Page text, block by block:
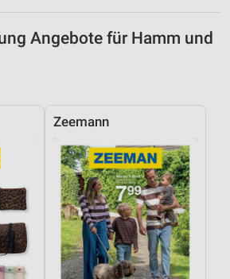
Angebote für Hamm und
Zeemann